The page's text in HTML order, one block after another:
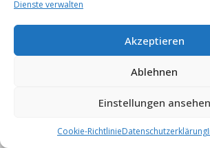
Dienste verwalten
Akzeptieren
Ablehnen
Einstellungen ansehen
Cookie-RichtlinieDatenschutzerklärung
| Präsentiert vonWordPress
Impressum Datenschutz Cookie